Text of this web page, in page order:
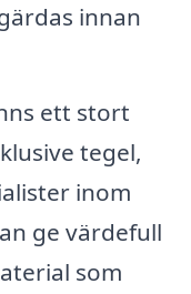
innan
ett stort
tegel,
inom
ge värdefull
som